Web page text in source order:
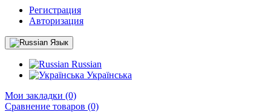
Регистрация
Авторизация
Язык
Russian
Українська
Мои закладки (0)
Сравнение товаров (0)